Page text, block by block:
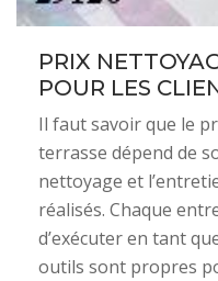
PRIX
POUR LES
Il faut savoir que le
terrasse dépend de
nettoyage et
réalisés. Chaque
d’exécuter en tant
outils sont propres